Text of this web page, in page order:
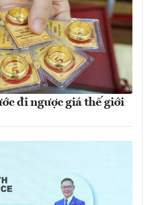
đi ngược giá thế giới